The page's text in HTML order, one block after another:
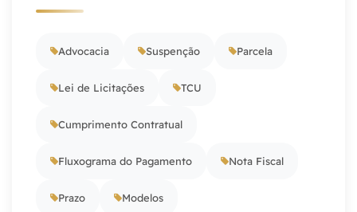
Advocacia Suspenção Parcela
Lei de Licitações TCU
Cumprimento Contratual
Fluxograma do Pagamento Nota Fiscal
Prazo Modelos